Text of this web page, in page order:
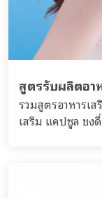
สูตรรับผลิตอา
รวมสูตรอาหารเ
เสริม แคปซูล ชง